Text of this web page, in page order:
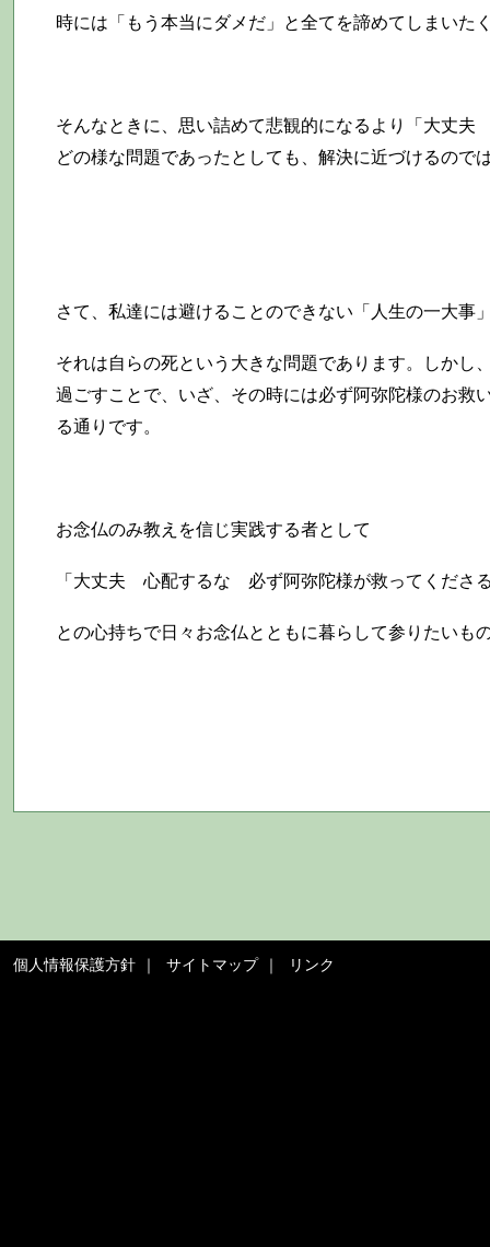
時には「もう本当にダメだ」と全てを諦めてしまいた
そんなときに、思い詰めて悲観的になるより「大丈
どの様な問題であったとしても、解決に近づけるので
さて、私達には避けることのできない「人生の一大事
それは自らの死という大きな問題であります。しかし
過ごすことで、いざ、その時には必ず阿弥陀様のお救
る通りです。
お念仏のみ教えを信じ実践する者として
「大丈夫 心配するな 必ず阿弥陀様が救ってくださ
との心持ちで日々お念仏とともに暮らして参りた
個人情報保護方針 サイトマップ リンク